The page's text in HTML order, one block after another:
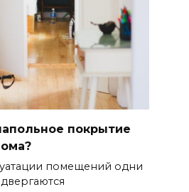
покрытие
помещений одни